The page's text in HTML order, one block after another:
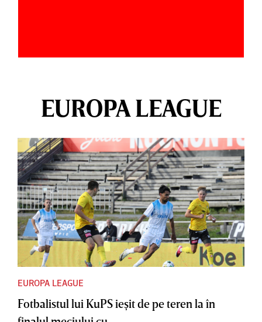
EUROPA LEAGUE
EUROPA LEAGUE
Fotbalistul lui KuPS ieşit de pe teren la în